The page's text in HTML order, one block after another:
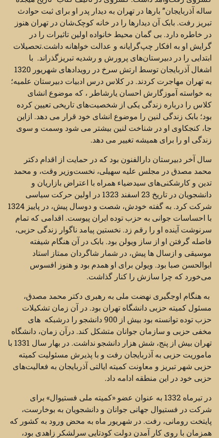
ساله آذربایجان” بارها در تهران به دیدار پدر او برای ثبت حوادث
تبریز رفت. بابک آن دیدارها را در خانه کوچک‌شان در تهران هنوز
در خاطره دارد. بی گمان محیط خانواده اولین تاثیرات را در
گرایش او به افکار چپ‌گرایانه و عدالت خواهانه داشت.تحصیلات
ابتدایی را در دبیرستان‌های پرورش و رشدیه تبریزگذراند. با
اشغال آذربایجان توسط ارتش سرخ در رویدادهای شهریور 1320
به تهران مهاجرت کردند. در کلاس درس ادبیات دبیرستان علمیه؛
به خواسته آموزگارش احسان یارشاطر ، که موضوع انشای
کلاس را درباره زندگی یکی از شخصیت‌های تاریخی تعیین کرده
بود؛ بابک زندگی لنین را موضوع انشای خود قرار می دهد. ازاین
جا، کنجکاوی او در شناخت لنین بیشتر می شود وسمت و سوی
زندگی او را برای همیشه تغییر می دهد.
سال آخر دبیرستان دارالفنون بود که در حمایت از اقدام دکتر
محمد مصدق در مجلس علیه سهیلی، نخست‌وزیر وقت، و محمد
تدین و کارشکنی‌های سیدضیاء همراه با اعتراض بازاریان و
دانشجویان در تاریخ 23 اسفند 1323 در اولین حرکت سیاسی
شرکت کرد. به گفته خودش، شصت و دوسال پیش، در پاییز 1324
با احساسات جوانی به حزب توده ایران پیوست. اقدامی که تمام
سرنوشت آینده او را رقم زد. نخستین پیامد ناگوار زندگی حزبی،
فاصله گرفتن او از ساز ویولن بود. بابک در آن هنگام شیفته
موسیقی و ازسال ها پیش، در شمار شاگردان ممتاز استاد
ابوالحسن صبا بود. ویولن برای او همدم بود و هنوز افسوس
می‌خورد که چرا سازش را کنار گذاشت.
به هنگام اوجگیری نهضت ملی به رهبری دکتر محمد مصدق،
مسئول کمیته حزبی دانشگاه تهران بود. در آن زمان تشکیلات
حزب توده توانسته بود بیش از 900 دانشجو را درشبکه های
مخفی حزبی و سازمان جوانان متشکل کند. درآن زمان، دانشگاه
تهران بیش از پنج، شش هزار دانشجو نداشت. در بهار سال 1331 با
ماموریت حزبی به آذربایجان رفت و با پذیرش مسئولیت کمیته
حزبی شهر تبریز و معاونت کمیته ایالتی آذربایجان به فعالیت‌های
حزبی خود در این منطقه ادامه داد.
در تیرماه 1332 به عنوان عضو «کمیته ملی فستیوال» برای
شرکت در فستیوال جهانی جوانان و دانشجویان به بوخارست،
پایتخت رومانی، رفت. در شهریور ماه به محض ورود به کشور که
همزمان با روی کار آمدن دولت کودتایی سرلشکر زاهدی بود،